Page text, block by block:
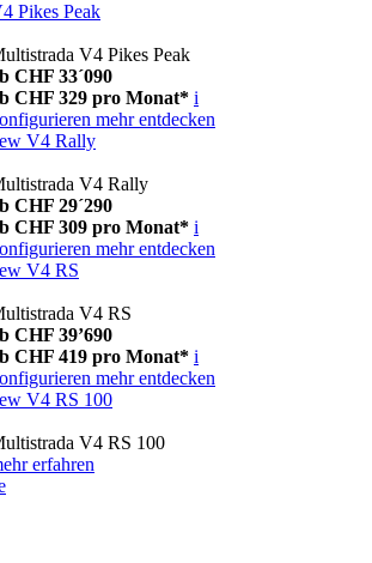
Pikes Peak
V4 Pikes Peak
CHF 33´090
CHF 329 pro Monat* i
mehr entdecken
V4 Rally
V4 Rally
CHF 29´290
CHF 309 pro Monat* i
mehr entdecken
V4 RS
V4 RS
CHF 39’690
CHF 419 pro Monat* i
mehr entdecken
V4 RS 100
V4 RS 100
erfahren